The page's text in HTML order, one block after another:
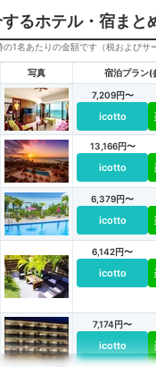
るホテル・宿まと
1名あたりの金額です（税およびサ
写真 宿泊プラン(
7,209円〜
icotto
13,166円〜
icotto
6,379円〜
icotto
6,142円〜
icotto
7,174円〜
icotto